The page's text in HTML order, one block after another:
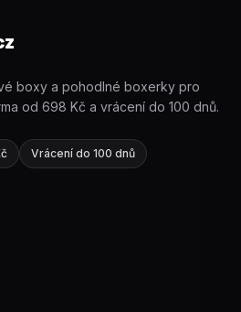
boxy a pohodlné boxerky pro
od 698 Kč a vrácení do 100 dnů.
Vrácení do 100 dnů